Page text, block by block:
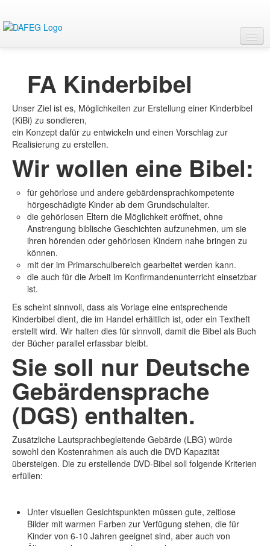
Mitarbeit
Fachkonferenz
Fachausschüsse
FA Aus- und Fortbildung
FA Bibelübersetzung
FA CHAT-Seelsorge
FA Dolmetscherweiterbildung
FA Jugend / junge Erwachsene
FA Kinderbibel
FA Seniorenarbeit
Ordnung / Satzung
Termine
Material
Andachten
biblische Texte
Lieder / Gebete
downloads / links
Themen
Abendmahl
Bestattung
Beten
Bibel
Cochlea Implantat
Dolmetschen
Eintritt in die Kirche
GlaubensABC
Hochzeit / Trauung
Inklusion
Jahreskreis
Losungen
Taufe
Verhaltenskodex
FA Kinderbibel
Unser Ziel ist es, Möglichkeiten zur Erstellung einer Kinderbibel
(KiBi) zu sondieren,
ein Konzept dafür zu entwickeln und einen Vorschlag zur
Realisierung zu erstellen.
Wir wollen eine Bibel:
für gehörlose und andere gebärdensprachkompetente
hörgeschädigte Kinder ab dem Grundschulalter.
die gehörlosen Eltern die Möglichkeit eröffnet, ohne
Anstrengung biblische Geschichten aufzunehmen, um sie
ihren hörenden oder gehörlosen Kindern nahe bringen zu
können.
mit der im Primarschulbereich gearbeitet werden kann.
die auch für die Arbeit im Konfirmandenunterricht einsetzbar
ist.
Es scheint sinnvoll, dass als Vorlage eine entsprechende
Kinderbibel dient, die im Handel erhältlich ist, oder ein Textheft
erstellt wird. Wir halten dies für sinnvoll, damit die Bibel als Buch
der Bücher parallel erfassbar bleibt.
Sie soll nur Deutsche
Gebärdensprache
(DGS) enthalten.
Zusätzliche Lautsprachbegleitende Gebärde (LBG) würde
sowohl den Kostenrahmen als auch die DVD Kapazität
übersteigen. Die zu erstellende DVD-Bibel soll folgende Kriterien
erfüllen:
Unter visuellen Gesichtspunkten müssen gute, zeitlose
Bilder mit warmen Farben zur Verfügung stehen, die für
Kinder von 6-10 Jahren geeignet sind, aber auch von